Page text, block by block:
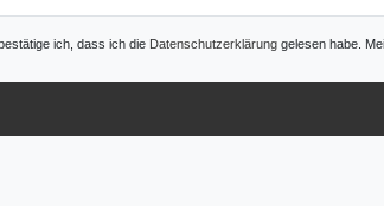
ich, dass ich die Daten­schutz­erklärunggelesen habe.